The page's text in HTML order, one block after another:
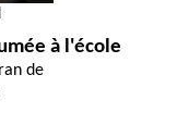
à l'école